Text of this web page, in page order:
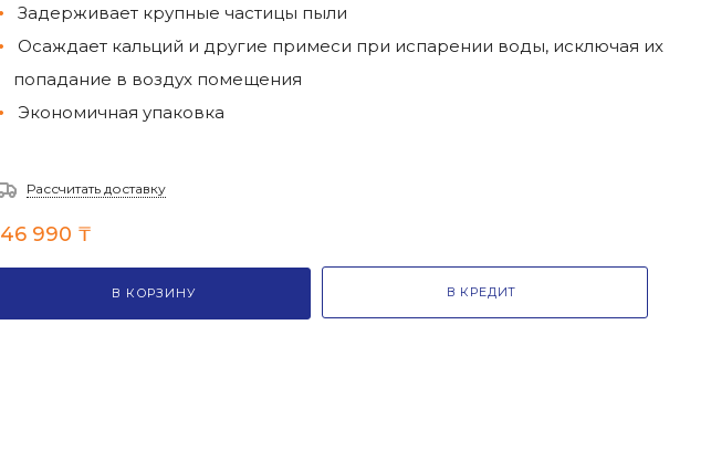
Задерживает крупные частицы пыли
Осаждает кальций и другие примеси при испарении воды, исключая их
попадание в воздух помещения
Экономичная упаковка
Рассчитать доставку
46 990 ₸
В КОРЗИНУ В КРЕДИТ